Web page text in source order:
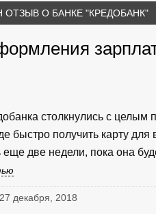
ОТЗЫВ О БАНКЕ "КРЕДОБАНК"
столкнулись с целым
быстро получить карту
две недели, пока она
27 декабря, 2018